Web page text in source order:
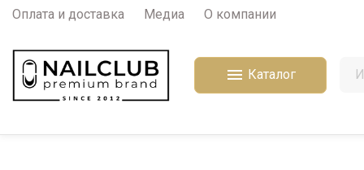
Оплата и доставка Медиа О компании
 Каталог